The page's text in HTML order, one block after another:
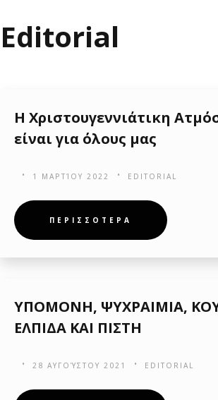
Editorial
Η Χριστουγεννιάτικη
είναι για όλους μας
1 ΜΑΡΤΊΟΥ 2022 EDITORIAL
ΠΕΡΙΣΣΟΤΕΡΑ
ΥΠΟΜΟΝΗ, ΨΥΧΡΑΙΜΙΑ,
ΕΛΠΙΔΑ ΚΑΙ ΠΙΣΤΗ
28 ΑΥΓΟΎΣΤΟΥ 2021 EDITORIAL